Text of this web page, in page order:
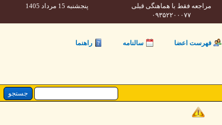
پنجشنبه 15 مرداد 1405
مراجعه فقط با هماهنگی قبلی
۰۹۳۵۲۲۰۰۰۷۷
فهرست اعضا سالنامه راهنما